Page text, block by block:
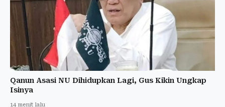
Qanun Asasi NU Dihidupkan Lagi, Gus Kikin Ungkap
Isinya
14 menit lalu